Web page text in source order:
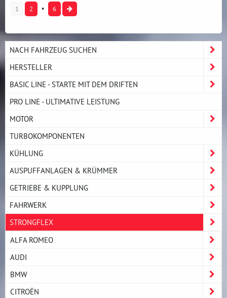
1 2 6
NACH FAHRZEUG SUCHEN
HERSTELLER
BASIC LINE - STARTE MIT DEM DRIFTEN
PRO LINE - ULTIMATIVE LEISTUNG
MOTOR
TURBOKOMPONENTEN
KÜHLUNG
AUSPUFFANLAGEN & KRÜMMER
GETRIEBE & KUPPLUNG
FAHRWERK
STRONGFLEX
ALFA ROMEO
AUDI
BMW
CITROËN